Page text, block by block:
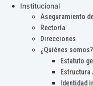
Institucional
Aseguramiento
Rectoría
Direcciones
¿Quiénes somos?
Estatuto
Identidad